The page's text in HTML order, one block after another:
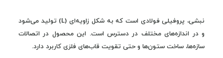
نبشی، پروفیلی فولادی است که به شکل زاویه‌ای (L) تولید می‌شود
و در اندازه‌های مختلف در دسترس است. این محصول در اتصالات
سازه‌ها، ساخت ستون‌ها و حتی تقویت قاب‌های فلزی کاربرد دارد.